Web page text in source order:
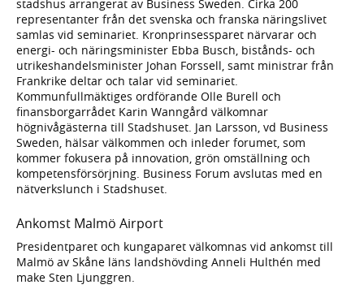
stadshus arrangerat av Business Sweden. Cirka 200
representanter från det svenska och franska näringslivet
samlas vid seminariet. Kronprinsessparet närvarar och
energi- och näringsminister Ebba Busch, bistånds- och
utrikeshandelsminister Johan Forssell, samt ministrar från
Frankrike deltar och talar vid seminariet.
Kommunfullmäktiges ordförande Olle Burell och
finansborgarrådet Karin Wanngård välkomnar
högnivågästerna till Stadshuset. Jan Larsson, vd Business
Sweden, hälsar välkommen och inleder forumet, som
kommer fokusera på innovation, grön omställning och
kompetensförsörjning. Business Forum avslutas med en
nätverkslunch i Stadshuset.
Ankomst Malmö Airport
Presidentparet och kungaparet välkomnas vid ankomst till
Malmö av Skåne läns landshövding Anneli Hulthén med
make Sten Ljunggren.